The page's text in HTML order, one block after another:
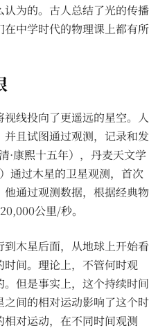
为的。古人总结了光的传播
中学时代的物理课上都有所
线投向了更遥远的星空。人
且试图通过观测，记录和发
·康熙十五年），丹麦天文学
通过木星的卫星观测，首次
通过观测数据，根据经典物
公里/秒。
木星后面，从地球上开始看
间。理论上，不管何时观
但是事实上，这个持续时间
间的相对运动影响了这个时
对运动，在不同时间观测